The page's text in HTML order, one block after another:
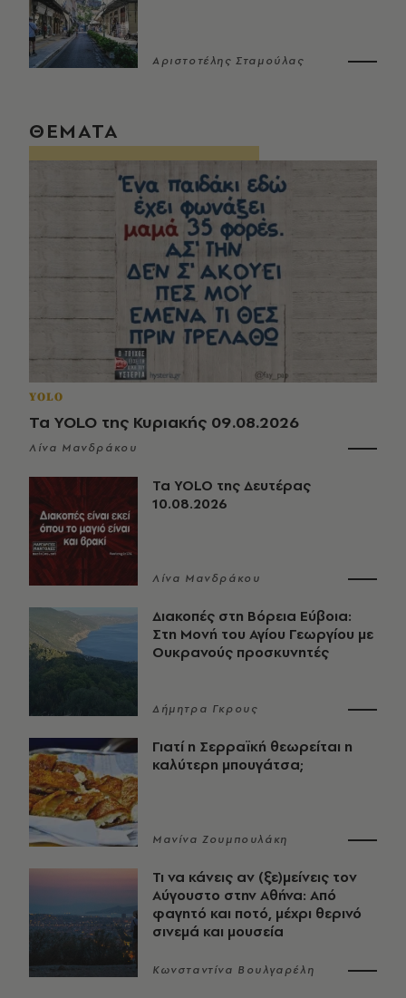
Αριστοτέλης Σταμούλας
ΘΕΜΑΤΑ
YOLO
Τα YOLO της Κυριακής 09.08.2026
Λίνα Μανδράκου
Τα YOLO της Δευτέρας
10.08.2026
Λίνα Μανδράκου
Διακοπές στη Βόρεια Εύβοια:
Στη Μονή του Αγίου Γεωργίου με
Ουκρανούς προσκυνητές
Δήμητρα Γκρους
Γιατί η Σερραϊκή θεωρείται η
καλύτερη μπουγάτσα;
Μανίνα Ζουμπουλάκη
Τι να κάνεις αν (ξε)μείνεις τον
Αύγουστο στην Αθήνα: Από
φαγητό και ποτό, μέχρι θερινό
σινεμά και μουσεία
Κωνσταντίνα Βουλγαρέλη